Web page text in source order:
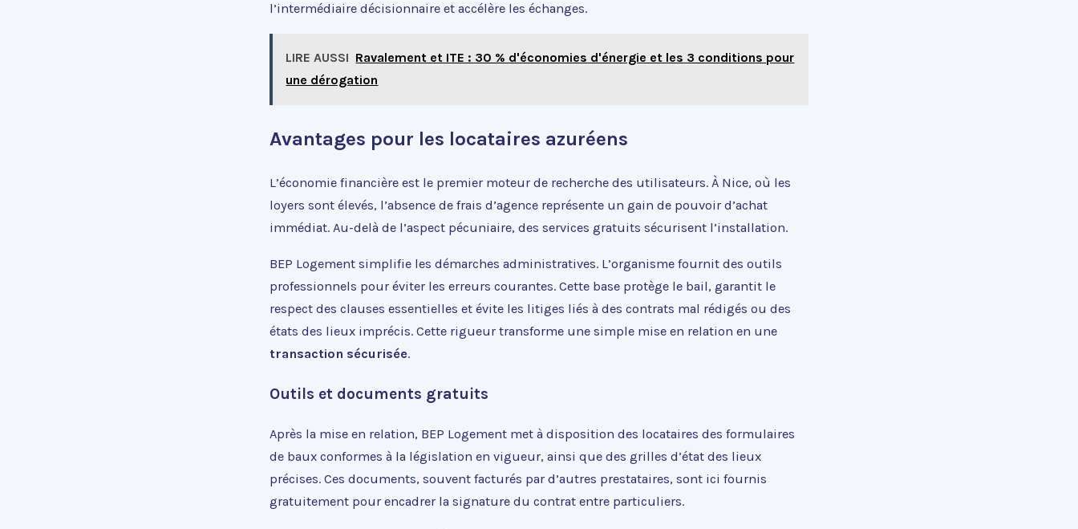
l’intermédiaire décisionnaire et accélère les échanges.
LIRE AUSSI Ravalement et ITE : 30 % d'économies d'énergie et les 3 conditions pour
une dérogation
Avantages pour les locataires azuréens
L’économie financière est le premier moteur de recherche des utilisateurs. À Nice, où les
loyers sont élevés, l’absence de frais d’agence représente un gain de pouvoir d’achat
immédiat. Au-delà de l’aspect pécuniaire, des services gratuits sécurisent l’installation.
BEP Logement simplifie les démarches administratives. L’organisme fournit des outils
professionnels pour éviter les erreurs courantes. Cette base protège le bail, garantit le
respect des clauses essentielles et évite les litiges liés à des contrats mal rédigés ou des
états des lieux imprécis. Cette rigueur transforme une simple mise en relation en une
transaction sécurisée.
Outils et documents gratuits
Après la mise en relation, BEP Logement met à disposition des locataires des formulaires
de baux conformes à la législation en vigueur, ainsi que des grilles d’état des lieux
précises. Ces documents, souvent facturés par d’autres prestataires, sont ici fournis
gratuitement pour encadrer la signature du contrat entre particuliers.